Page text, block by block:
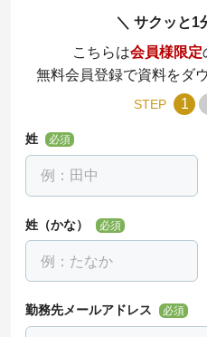
サクッと1
こちらは会員様限定
無料会員登録で資料をダ
STEP 1
姓 必須
姓（かな） 必須
勤務先メールアドレス 必須